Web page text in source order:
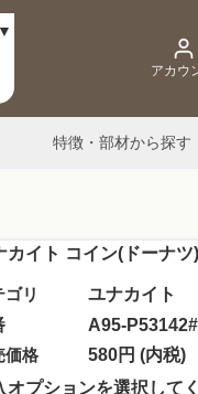
アカウ
特徴・部材から探す
カイト コイン(ドーナ
ゴリ
ユナカイト
A95-P53142#
価格
580円 (内税)
オプションを選択して